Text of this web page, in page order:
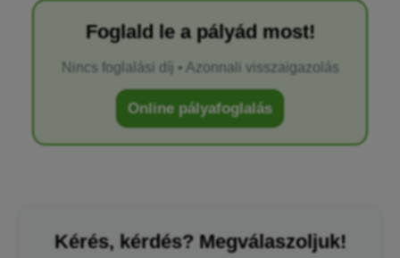
Foglald le a pályád most!
Nincs foglalási díj • Azonnali visszaigazolás
Online pályafoglalás
Kérés, kérdés? Megválaszoljuk!